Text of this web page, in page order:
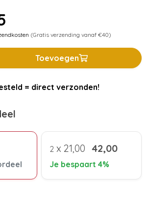
(Gratis verzending vanaf €40)
Toevoegen
= direct verzonden!
2 x 21,00 42,00
Je bespaart 4%